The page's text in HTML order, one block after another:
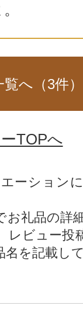
覧へ（3件）
TOPへ
ーション
礼品の詳
レビュー投
名を記載し